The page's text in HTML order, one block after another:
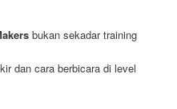
bukan sekadar training
dan cara berbicara di level